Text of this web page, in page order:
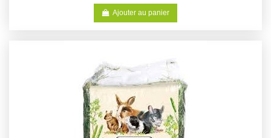
Ajouter au panier